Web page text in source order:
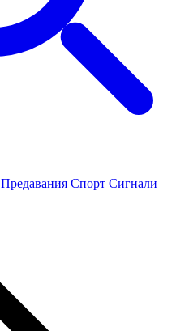
Предавания Спорт Сигнали